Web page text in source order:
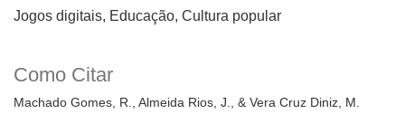
Jogos digitais, Educação, Cultura popular
Como Citar
Machado Gomes, R., Almeida Rios, J., & Vera Cruz Diniz, M.